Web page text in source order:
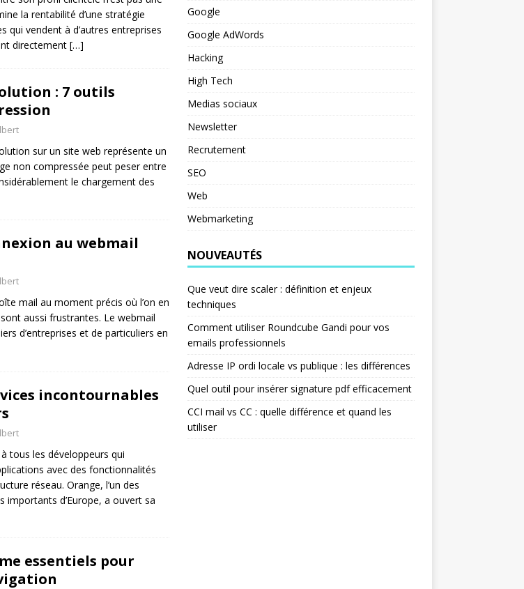
la rentabilité d’une stratégie
qui vendent à d’autres entreprises
directement […]
: 7 outils
sur un site web représente un
non compressée peut peser entre
le chargement des
au webmail
mail au moment précis où l’on en
aussi frustrantes. Le webmail
d’entreprises et de particuliers en
incontournables
tous les développeurs qui
avec des fonctionnalités
réseau. Orange, l’un des
importants d’Europe, a ouvert sa
essentiels pour
Google
Google AdWords
Hacking
High Tech
Medias sociaux
Newsletter
Recrutement
SEO
Web
Webmarketing
NOUVEAUTÉS
Que veut dire scaler : définition et enjeux
techniques
Comment utiliser Roundcube Gandi pour vos
emails professionnels
Adresse IP ordi locale vs publique : les différences
Quel outil pour insérer signature pdf efficacement
CCI mail vs CC : quelle différence et quand les
utiliser